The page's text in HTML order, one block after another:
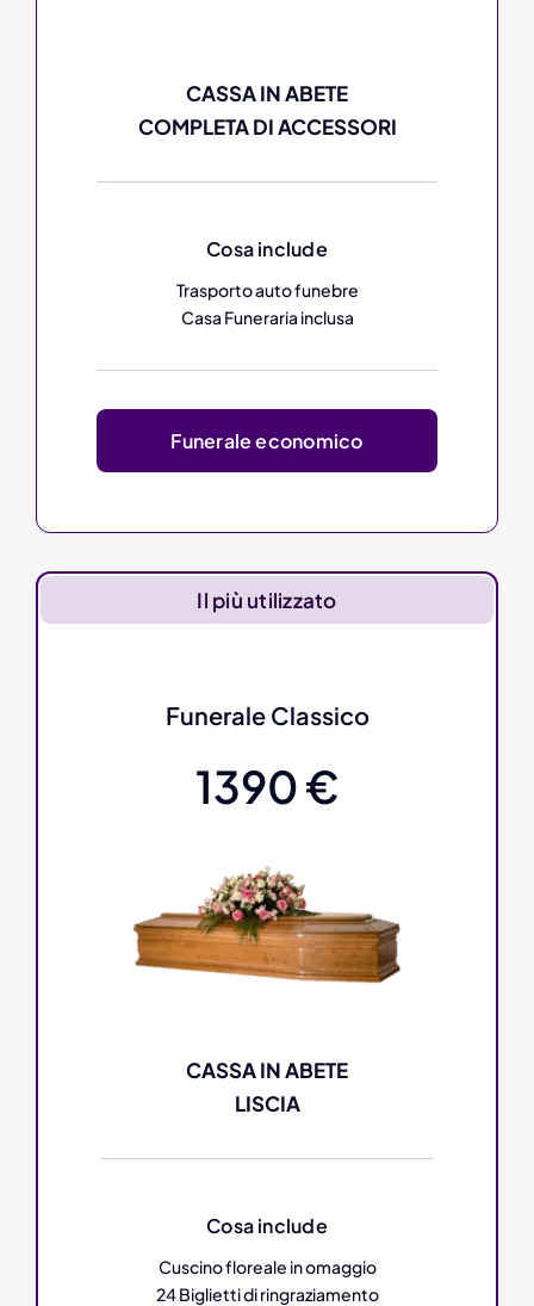
CASSA IN ABETE
COMPLETA DI ACCESSORI
Cosa include
Trasporto auto funebre
Casa Funeraria inclusa
Funerale economico
Il più utilizzato
Funerale Classico
1390 €
CASSA IN ABETE
LISCIA
Cosa include
Cuscino floreale in omaggio
24 Biglietti di ringraziamento